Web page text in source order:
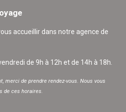
accueillir dans notre agence de
de 9h à 12h et de 14h à 18h.
merci de prendre rendez-vous. Nous vous
de ces horaires.